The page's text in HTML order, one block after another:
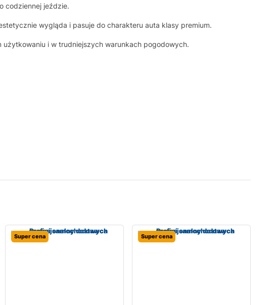
codziennej jeździe.
wygląda i pasuje do charakteru auta klasy premium.
i w trudniejszych warunkach pogodowych.
Super cena Super cena